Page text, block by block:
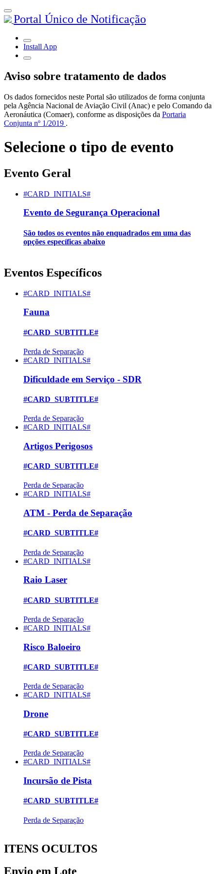
Portal Único de Notificação
Install App
Aviso sobre tratamento de dados
Os dados fornecidos neste Portal são utilizados de forma conjunta
pela Agência Nacional de Aviação Civil (Anac) e pelo Comando da
Aeronáutica (Comaer), conforme as disposições da Portaria
Conjunta nº 1/2019 .
Selecione o tipo de evento
Evento Geral
#CARD_INITIALS#
Evento de Segurança Operacional
São todos os eventos não enquadrados em uma das
opções específicas abaixo
Eventos Específicos
#CARD_INITIALS#
Fauna
#CARD_SUBTITLE#
Perda de Separação
#CARD_INITIALS#
Dificuldade em Serviço - SDR
#CARD_SUBTITLE#
Perda de Separação
#CARD_INITIALS#
Artigos Perigosos
#CARD_SUBTITLE#
Perda de Separação
#CARD_INITIALS#
ATM - Perda de Separação
#CARD_SUBTITLE#
Perda de Separação
#CARD_INITIALS#
Raio Laser
#CARD_SUBTITLE#
Perda de Separação
#CARD_INITIALS#
Risco Baloeiro
#CARD_SUBTITLE#
Perda de Separação
#CARD_INITIALS#
Drone
#CARD_SUBTITLE#
Perda de Separação
#CARD_INITIALS#
Incursão de Pista
#CARD_SUBTITLE#
Perda de Separação
ITENS OCULTOS
Envio em Lote